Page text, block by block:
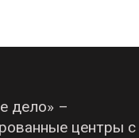
дело» –
центры с